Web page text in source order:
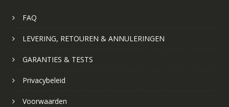
FAQ
LEVERING, RETOUREN & ANNULERINGEN
GARANTIES & TESTS
Privacybeleid
Voorwaarden